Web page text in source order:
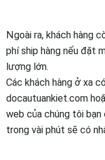
Ngoài ra, khách hàng
phí ship hàng nếu đặt
lượng lớn.
Các khách hàng ở xa
docautuankiet.com
web của chúng tôi
trong vài phút sẽ có